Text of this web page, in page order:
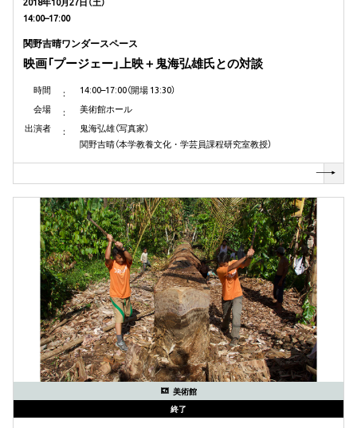
14:00–17:00
関野吉晴ワンダースペース
映画「プージェー」上映＋鬼海弘雄氏との対談
時間
14:00–17:00（開場 13:30）
会場
美術館ホール
出演者
鬼海弘雄（写真家）
関野吉晴（本学教養文化・学芸員課程研究室教授）
美術館
終了